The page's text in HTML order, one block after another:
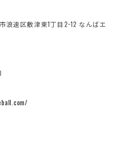
浪速区敷津東1丁目2−12 なんばエ